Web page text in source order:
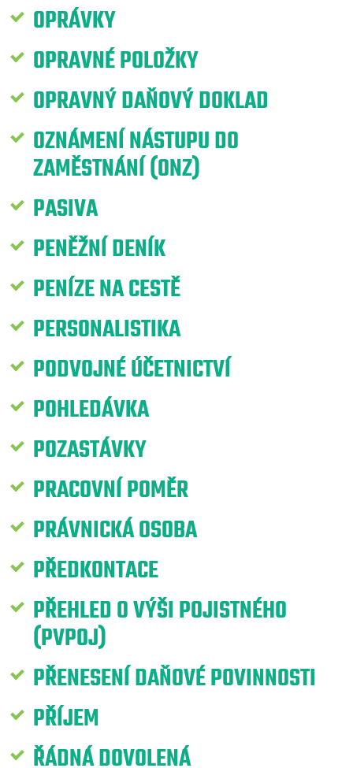
OPRÁVKY
OPRAVNÉ POLOŽKY
OPRAVNÝ DAŇOVÝ DOKLAD
OZNÁMENÍ NÁSTUPU DO
ZAMĚSTNÁNÍ (ONZ)
PASIVA
PENĚŽNÍ DENÍK
PENÍZE NA CESTĚ
PERSONALISTIKA
PODVOJNÉ ÚČETNICTVÍ
POHLEDÁVKA
POZASTÁVKY
PRACOVNÍ POMĚR
PRÁVNICKÁ OSOBA
PŘEDKONTACE
PŘEHLED O VÝŠI POJISTNÉHO
(PVPOJ)
PŘENESENÍ DAŇOVÉ POVINNOSTI
PŘÍJEM
ŘÁDNÁ DOVOLENÁ